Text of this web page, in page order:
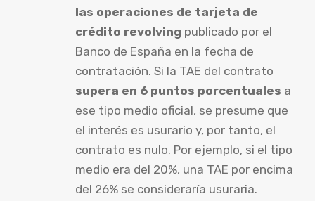
las operaciones de tarjeta de
crédito revolving publicado por el
Banco de España en la fecha de
contratación. Si la TAE del contrato
supera en 6 puntos porcentuales a
ese tipo medio oficial, se presume que
el interés es usurario y, por tanto, el
contrato es nulo. Por ejemplo, si el tipo
medio era del 20%, una TAE por encima
del 26% se consideraría usuraria.